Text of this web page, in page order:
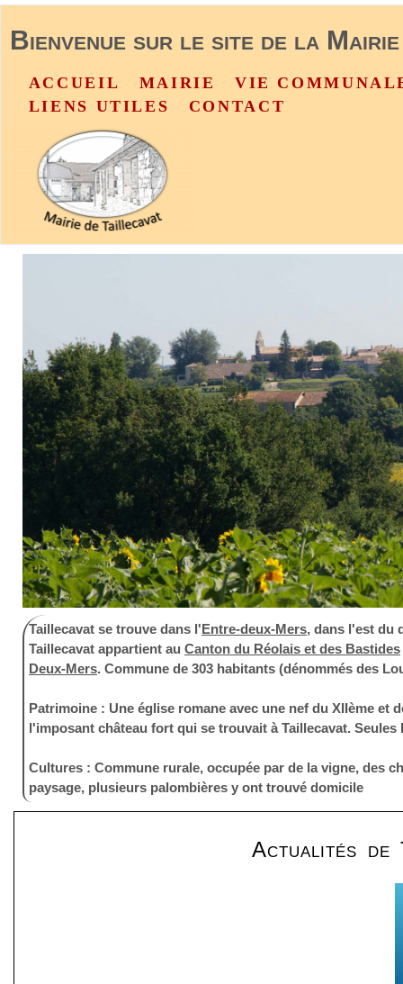
Bienvenue sur le site de la
ACCUEIL MAIRIE
VIE
LIENS UTILES
CONTACT
Taillecavat se trouve dans l'Entre-deux-Mers, dans l'est du
Taillecavat appartient au Canton du Réolais et des Bastides
Deux-Mers. Commune de 303 habitants (dénommés des
Patrimoine : Une église romane avec une nef du XIIème et
l'imposant château fort qui se trouvait à Taillecavat.
Cultures : Commune rurale, occupée par de la vigne, des
paysage, plusieurs palombières y ont trouvé domicile
Actualités de